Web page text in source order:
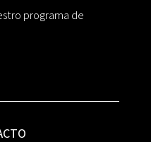
programa de